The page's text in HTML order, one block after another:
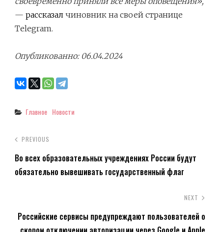
— рассказал чиновник на своей странице
Telegram.
Опубликованно: 06.04.2024
Categories
Главное Новости
PREVIOUS
Во всех образовательных учреждениях России будут
обязательно вывешивать государственный флаг
NEXT
Российские сервисы предупреждают пользователей о